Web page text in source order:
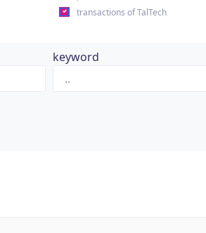
transactions of TalTech
keyword